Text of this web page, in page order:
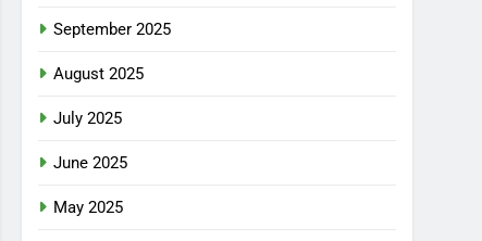
September 2025
August 2025
July 2025
June 2025
May 2025